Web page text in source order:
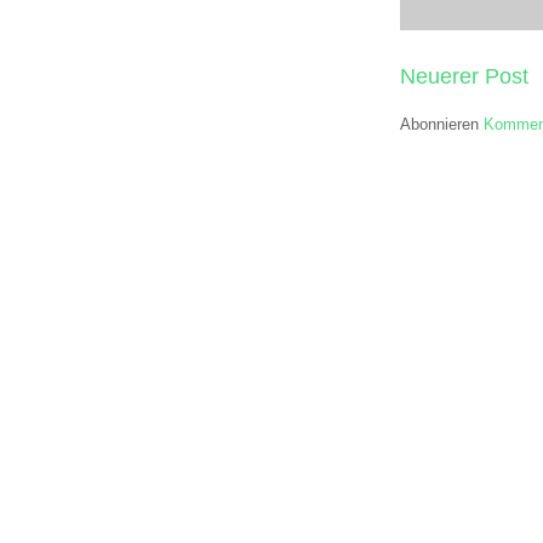
Neuerer Post
Abonnieren